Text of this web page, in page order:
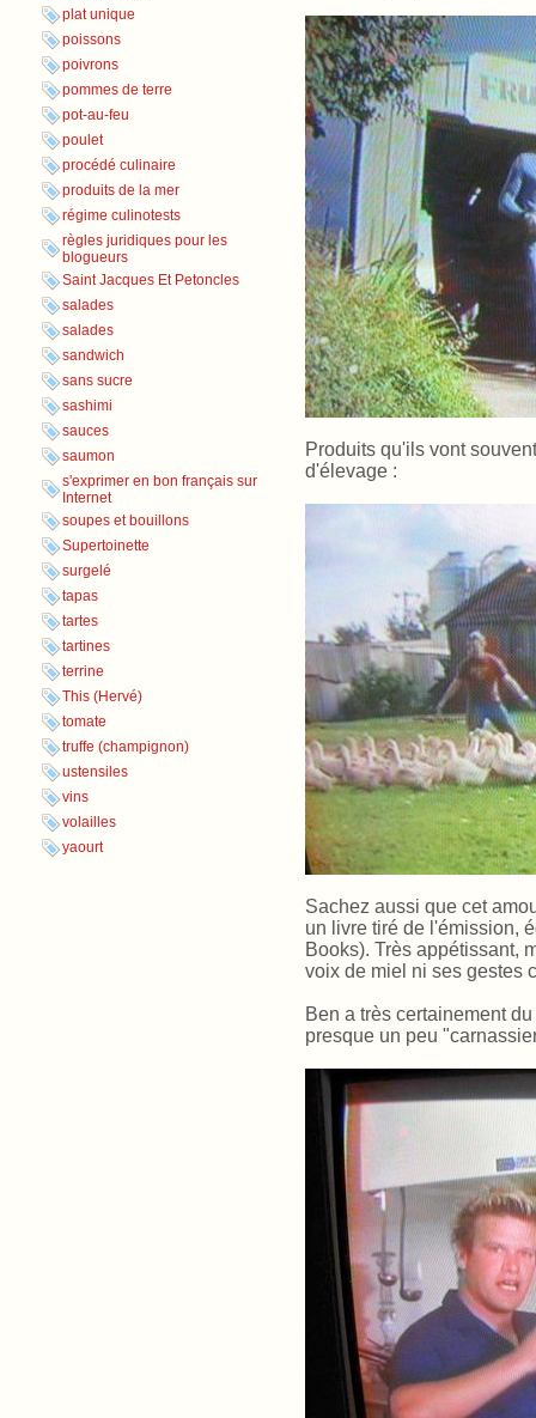
plat unique
poissons
poivrons
pommes de terre
pot-au-feu
poulet
procédé culinaire
produits de la mer
régime culinotests
règles juridiques pour les
blogueurs
Saint Jacques Et Petoncles
salades
salades
sandwich
sans sucre
sashimi
sauces
saumon
s'exprimer en bon français sur
Internet
soupes et bouillons
Supertoinette
surgelé
tapas
tartes
tartines
terrine
This (Hervé)
tomate
truffe (champignon)
ustensiles
vins
volailles
yaourt
Produits qu'ils vont
d'élevage :
Sachez aussi que cet
un livre tiré de l'émission,
Books). Très appétissant,
voix de miel ni ses gestes
Ben a très certainement
presque un peu